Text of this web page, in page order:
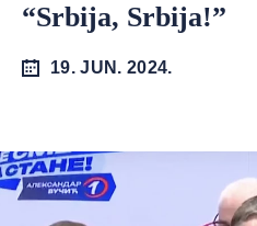
“Srbija, Srbija!”
19. JUN. 2024.